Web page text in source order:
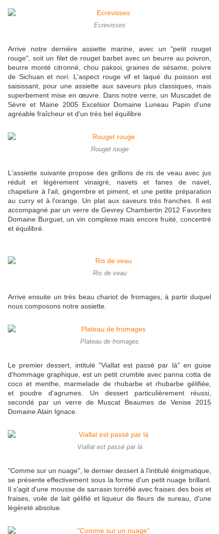
Ecrevisses
Arrive notre dernière assiette marine, avec un "petit rouget
rouge", soit un filet de rouget barbet avec un beurre au poivron,
beurre monté citronné, chou paksoi, graines de sésame, poivre
de Sichuan et nori. L'aspect rouge vif et laqué du poisson est
saisissant, pour une assiette aux saveurs plus classiques, mais
superbement mise en œuvre. Dans notre verre, un Muscadet de
Sèvre et Maine 2005 Excelsior Domaine Luneau Papin d'une
agréable fraîcheur et d'un très bel équilibre.
Rouget rouge
L'assiette suivante propose des grillons de ris de veau avec jus
réduit et légèrement vinaigré, navets et fanes de navet,
chapelure à l'ail, gingembre et piment, et une petite préparation
au curry et à l'orange. Un plat aux saveurs très franches. Il est
accompagné par un verre de Gevrey Chambertin 2012 Favorites
Domaine Burguet, un vin complexe mais encore fruité, concentré
et équilibré.
Ris de veau
Arrive ensuite un très beau chariot de fromages, à partir duquel
nous composons notre assiette.
Plateau de fromages
Le premier dessert, intitulé "Viallat est passé par là" en guise
d'hommage graphique, est un petit crumble avec panna cotta de
coco et menthe, marmelade de rhubarbe et rhubarbe gélifiée,
et poudre d'agrumes. Un dessert particulièrement réussi,
secondé par un verre de Muscat Beaumes de Venise 2015
Domaine Alain Ignace.
Viallat est passé par là
"Comme sur un nuage", le dernier dessert à l'intitulé énigmatique,
se présente effectivement sous la forme d'un petit nuage brillant.
Il s'agit d'une mousse de sarrasin torréfié avec fraises des bois et
fraises, voile de lait gélifié etliqueur de fleurs de sureau, d'une
légèreté absolue.